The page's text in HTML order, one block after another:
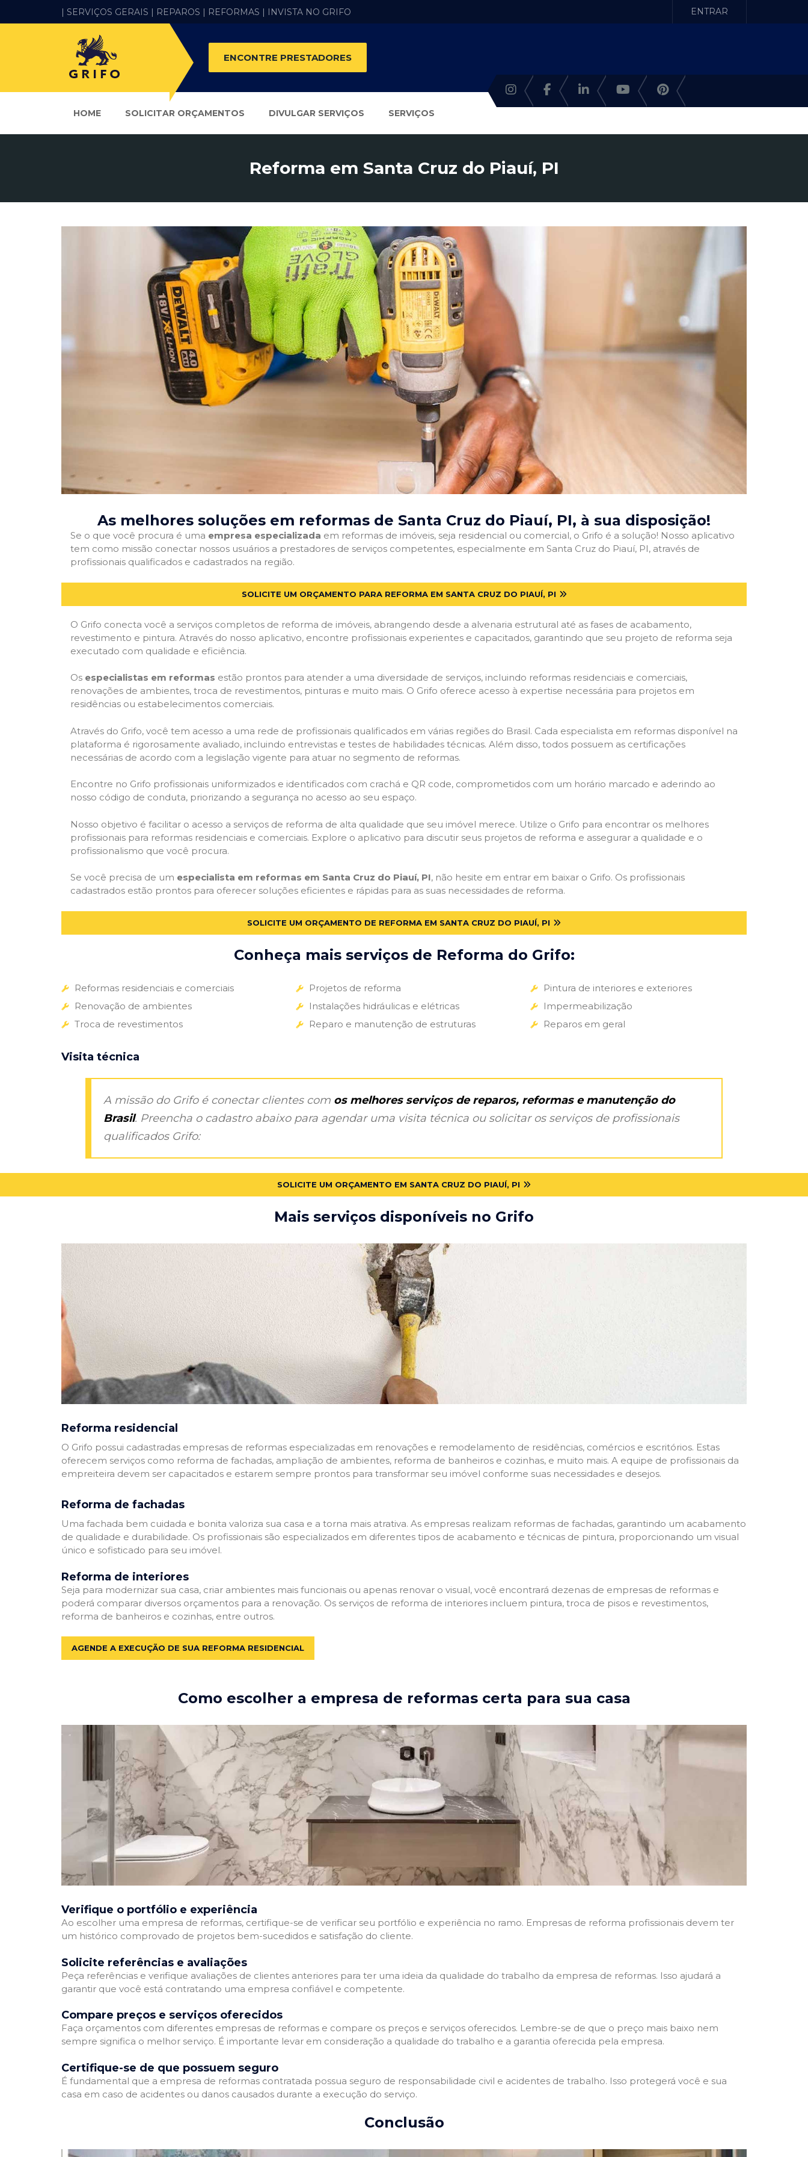
| SERVIÇOS GERAIS | REPAROS | REFORMAS | INVISTA NO GRIFO ENTRAR
ENCONTRE PRESTADORES
HOME SOLICITAR ORÇAMENTOS DIVULGAR SERVIÇOS SERVIÇOS
Reforma em Santa Cruz do Piauí, PI
As melhores soluções em reformas de Santa Cruz do Piauí, PI, à sua disposição!
Se o que você procura é uma empresa especializada em reformas de imóveis, seja residencial ou comercial, o Grifo é a solução! Nosso aplicativo
tem como missão conectar nossos usuários a prestadores de serviços competentes, especialmente em Santa Cruz do Piauí, PI, através de
profissionais qualificados e cadastrados na região.
SOLICITE UM ORÇAMENTO PARA REFORMA EM SANTA CRUZ DO PIAUÍ, PI
O Grifo conecta você a serviços completos de reforma de imóveis, abrangendo desde a alvenaria estrutural até as fases de acabamento,
revestimento e pintura. Através do nosso aplicativo, encontre profissionais experientes e capacitados, garantindo que seu projeto de reforma seja
executado com qualidade e eficiência.
Os especialistas em reformas estão prontos para atender a uma diversidade de serviços, incluindo reformas residenciais e comerciais,
renovações de ambientes, troca de revestimentos, pinturas e muito mais. O Grifo oferece acesso à expertise necessária para projetos em
residências ou estabelecimentos comerciais.
Através do Grifo, você tem acesso a uma rede de profissionais qualificados em várias regiões do Brasil. Cada especialista em reformas disponível na
plataforma é rigorosamente avaliado, incluindo entrevistas e testes de habilidades técnicas. Além disso, todos possuem as certificações
necessárias de acordo com a legislação vigente para atuar no segmento de reformas.
Encontre no Grifo profissionais uniformizados e identificados com crachá e QR code, comprometidos com um horário marcado e aderindo ao
nosso código de conduta, priorizando a segurança no acesso ao seu espaço.
Nosso objetivo é facilitar o acesso a serviços de reforma de alta qualidade que seu imóvel merece. Utilize o Grifo para encontrar os melhores
profissionais para reformas residenciais e comerciais. Explore o aplicativo para discutir seus projetos de reforma e assegurar a qualidade e o
profissionalismo que você procura.
Se você precisa de um especialista em reformas em Santa Cruz do Piauí, PI, não hesite em entrar em baixar o Grifo. Os profissionais
cadastrados estão prontos para oferecer soluções eficientes e rápidas para as suas necessidades de reforma.
SOLICITE UM ORÇAMENTO DE REFORMA EM SANTA CRUZ DO PIAUÍ, PI
Conheça mais serviços de Reforma do Grifo:
Reformas residenciais e comerciais
Renovação de ambientes
Troca de revestimentos
Projetos de reforma
Instalações hidráulicas e elétricas
Reparo e manutenção de estruturas
Pintura de interiores e exteriores
Impermeabilização
Reparos em geral
Visita técnica
A missão do Grifo é conectar clientes com os melhores serviços de reparos, reformas e manutenção do
Brasil. Preencha o cadastro abaixo para agendar uma visita técnica ou solicitar os serviços de profissionais
qualificados Grifo:
SOLICITE UM ORÇAMENTO EM SANTA CRUZ DO PIAUÍ, PI
Mais serviços disponíveis no Grifo
Reforma residencial
O Grifo possui cadastradas empresas de reformas especializadas em renovações e remodelamento de residências, comércios e escritórios. Estas
oferecem serviços como reforma de fachadas, ampliação de ambientes, reforma de banheiros e cozinhas, e muito mais. A equipe de profissionais da
empreiteira devem ser capacitados e estarem sempre prontos para transformar seu imóvel conforme suas necessidades e desejos.
Reforma de fachadas
Uma fachada bem cuidada e bonita valoriza sua casa e a torna mais atrativa. As empresas realizam reformas de fachadas, garantindo um acabamento
de qualidade e durabilidade. Os profissionais são especializados em diferentes tipos de acabamento e técnicas de pintura, proporcionando um visual
único e sofisticado para seu imóvel.
Reforma de interiores
Seja para modernizar sua casa, criar ambientes mais funcionais ou apenas renovar o visual, você encontrará dezenas de empresas de reformas e
poderá comparar diversos orçamentos para a renovação. Os serviços de reforma de interiores incluem pintura, troca de pisos e revestimentos,
reforma de banheiros e cozinhas, entre outros.
AGENDE A EXECUÇÃO DE SUA REFORMA RESIDENCIAL
Como escolher a empresa de reformas certa para sua casa
Verifique o portfólio e experiência
Ao escolher uma empresa de reformas, certifique-se de verificar seu portfólio e experiência no ramo. Empresas de reforma profissionais devem ter
um histórico comprovado de projetos bem-sucedidos e satisfação do cliente.
Solicite referências e avaliações
Peça referências e verifique avaliações de clientes anteriores para ter uma ideia da qualidade do trabalho da empresa de reformas. Isso ajudará a
garantir que você está contratando uma empresa confiável e competente.
Compare preços e serviços oferecidos
Faça orçamentos com diferentes empresas de reformas e compare os preços e serviços oferecidos. Lembre-se de que o preço mais baixo nem
sempre significa o melhor serviço. É importante levar em consideração a qualidade do trabalho e a garantia oferecida pela empresa.
Certifique-se de que possuem seguro
É fundamental que a empresa de reformas contratada possua seguro de responsabilidade civil e acidentes de trabalho. Isso protegerá você e sua
casa em caso de acidentes ou danos causados durante a execução do serviço.
Conclusão